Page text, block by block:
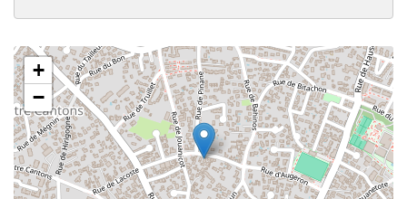
+
−